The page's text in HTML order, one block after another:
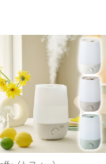
インテリアと